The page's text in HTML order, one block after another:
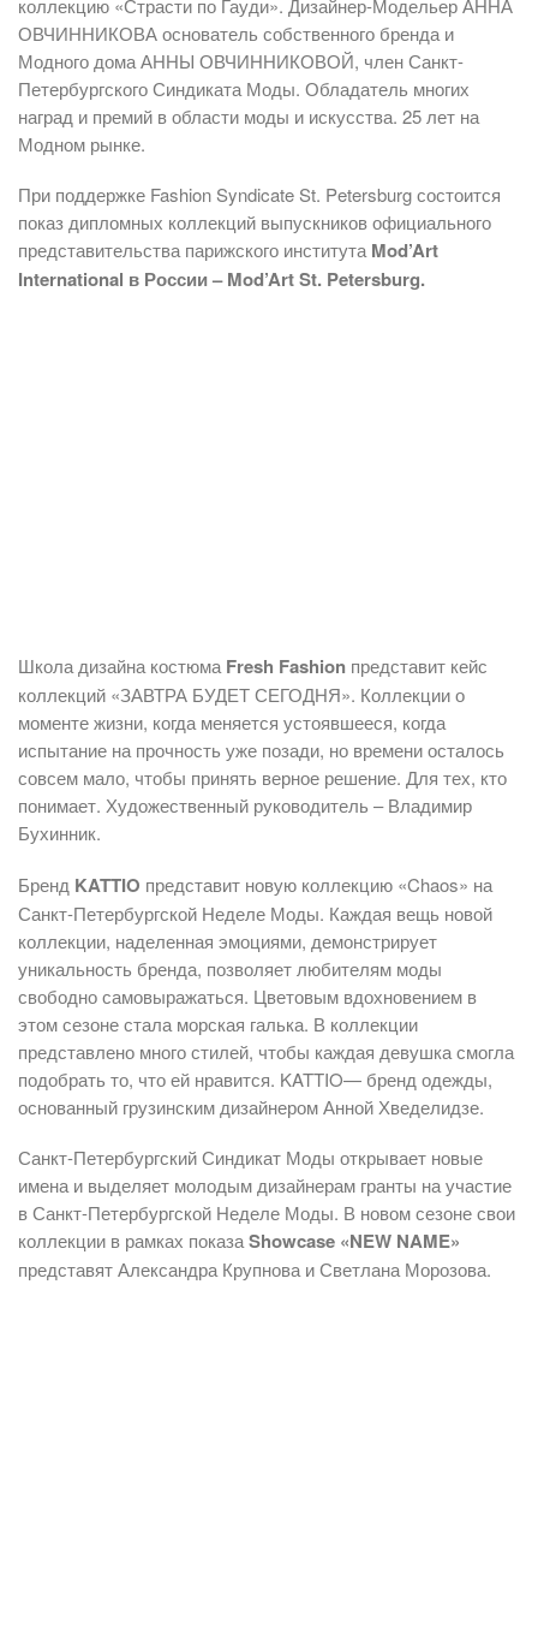
ОВЧИННИКОВА основатель собственного бренда и
Модного дома АННЫ ОВЧИННИКОВОЙ, член Санкт-
Петербургского Синдиката Моды. Обладатель многих
наград и премий в области моды и искусства. 25 лет на
Модном рынке.
При поддержке Fashion Syndicate St. Petersburg состоится
показ дипломных коллекций выпускников официального
представительства парижского институтаMod’Art
International в России – Mod’Art St. Petersburg.
Школа дизайна костюмаFresh Fashion представит кейс
коллекций «ЗАВТРА БУДЕТ СЕГОДНЯ». Коллекции о
моменте жизни, когда меняется устоявшееся, когда
испытание на прочность уже позади, но времени осталось
совсем мало, чтобы принять верное решение. Для тех, кто
понимает. Художественный руководитель – Владимир
Бухинник.
Бренд KATTIO представит новую коллекцию «Chaos» на
Санкт-Петербургской Неделе Моды. Каждая вещь новой
коллекции, наделенная эмоциями, демонстрирует
уникальность бренда, позволяет любителям моды
свободно самовыражаться. Цветовым вдохновением в
этом сезоне стала морская галька. В коллекции
представлено много стилей, чтобы каждая девушка смогла
подобрать то, что ей нравится. KATTIO— бренд одежды,
основанный грузинским дизайнером Анной Хведелидзе.
Санкт-Петербургский Синдикат Моды открывает новые
имена и выделяет молодым дизайнерам гранты на участие
в Санкт-Петербургской Неделе Моды. В новом сезоне свои
коллекции в рамках показаShowcase «NEW NAME»
представят Александра Крупнова и Светлана Морозова.